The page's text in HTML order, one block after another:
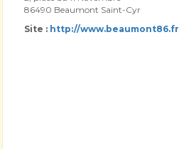
86490 Beaumont Saint-Cyr
Site : http://www.beaumont86.fr